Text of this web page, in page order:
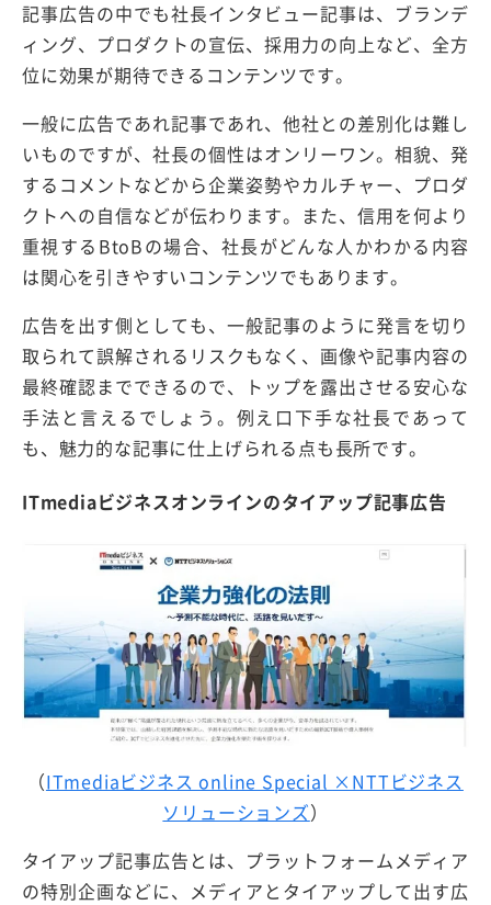
記事広告の中でも社長インタビュー記事は、ブランデ
ィング、プロダクトの宣伝、採用力の向上など、全方
位に効果が期待できるコンテンツです。
一般に広告であれ記事であれ、他社との差別化は難し
いものですが、社長の個性はオンリーワン。相貌、発
するコメントなどから企業姿勢やカルチャー、プロダ
クトへの自信などが伝わります。また、信用を何より
重視するBtoBの場合、社長がどんな人かわかる内容
は関心を引きやすいコンテンツでもあります。
広告を出す側としても、一般記事のように発言を切り
取られて誤解されるリスクもなく、画像や記事内容の
最終確認までできるので、トップを露出させる安心な
手法と言えるでしょう。例え口下手な社長であって
も、魅力的な記事に仕上げられる点も長所です。
ITmediaビジネスオンラインのタイアップ記事広告
（ITmediaビジネス online Special ×NTTビジネス
ソリューションズ）
タイアップ記事広告とは、プラットフォームメディア
の特別企画などに、メディアとタイアップして出す広